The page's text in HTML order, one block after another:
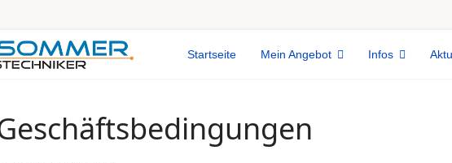
Startseite Mein Angebot Infos